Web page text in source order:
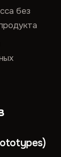
без